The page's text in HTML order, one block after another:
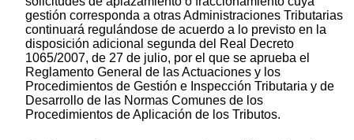
gestión corresponda a otras Administraciones Tributarias
continuará regulándose de acuerdo a lo previsto en la
disposición adicional segunda del Real Decreto
1065/2007, de 27 de julio, por el que se aprueba el
Reglamento General de las Actuaciones y los
Procedimientos de Gestión e Inspección Tributaria y de
Desarrollo de las Normas Comunes de los
Procedimientos de Aplicación de los Tributos.